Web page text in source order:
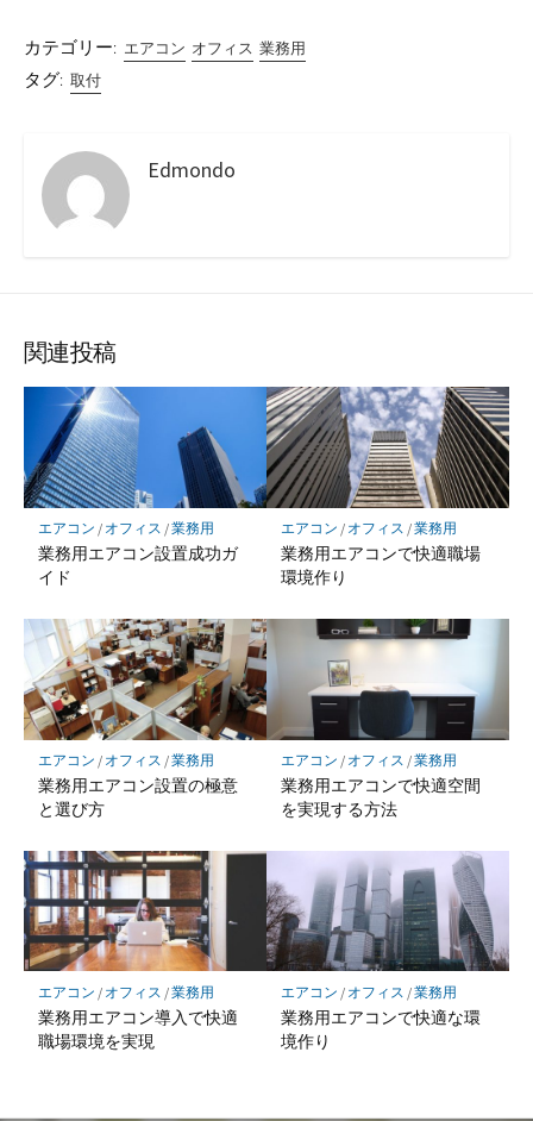
カテゴリー: エアコン オフィス 業務用
タグ: 取付
Edmondo
関連投稿
エアコン / オフィス /業務用
業務用エアコン設置成功ガ
イド
エアコン / オフィス /業務用
業務用エアコンで快適職場
環境作り
エアコン / オフィス /業務用
業務用エアコン設置の極意
と選び方
エアコン / オフィス /業務用
業務用エアコンで快適空間
を実現する方法
エアコン / オフィス /業務用
業務用エアコン導入で快適
職場環境を実現
エアコン / オフィス /業務用
業務用エアコンで快適な環
境作り